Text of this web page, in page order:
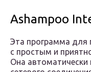
Ashampoo
Эта программа для
с простым и
Она автоматически